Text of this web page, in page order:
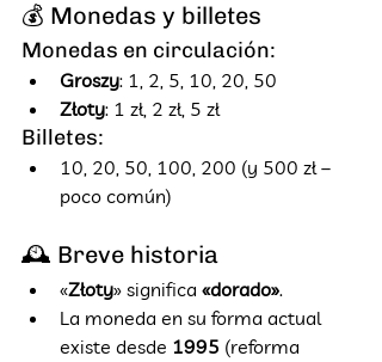
💰 Monedas y billetes
Monedas en circulación:
Groszy: 1, 2, 5, 10, 20, 50
Złoty: 1 zł, 2 zł, 5 zł
Billetes:
10, 20, 50, 100, 200 (y 500 zł –
poco común)
🕰️ Breve historia
«Złoty» significa «dorado».
La moneda en su forma actual
existe desde 1995 (reforma